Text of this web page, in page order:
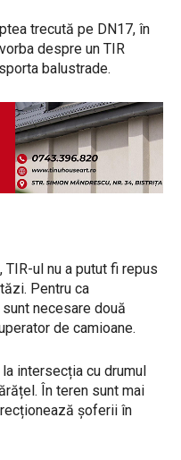
trecută pe DN17, în
despre un TIR
balustrade.
ul nu a putut fi repus
Pentru ca
necesare două
de camioane.
intersecția cu drumul
În teren sunt mai
șoferii în